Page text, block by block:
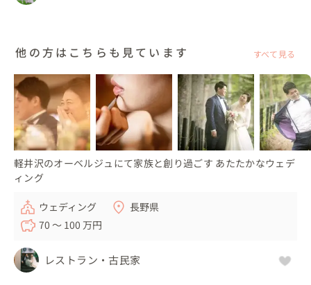
他の方はこちらも見ています すべて見る
軽井沢のオーベルジュにて家族と創り過ごす あたたかなウェデ
ィング
ウェディング
長野県
70 〜 100 万円
レストラン・古民家